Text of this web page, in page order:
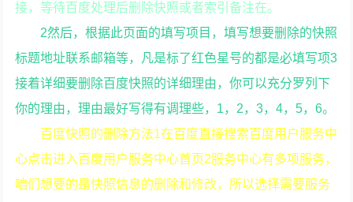
接，等待百度处理后删除快照或者索引备注在。
2然后，根据此页面的填写项目，填写想要删除的快照
标题地址联系邮箱等，凡是标了红色星号的都是必填写项3
接着详细要删除百度快照的详细理由，你可以充分罗列下
你的理由，理由最好写得有调理些，1，2，3，4，5，6。
百度快照的删除方法1在百度直接搜索百度用户服务中
心点击进入百度用户服务中心首页2服务中心有多项服务，
咱们想要的是快照信息的删除和修改，所以选择需要服务